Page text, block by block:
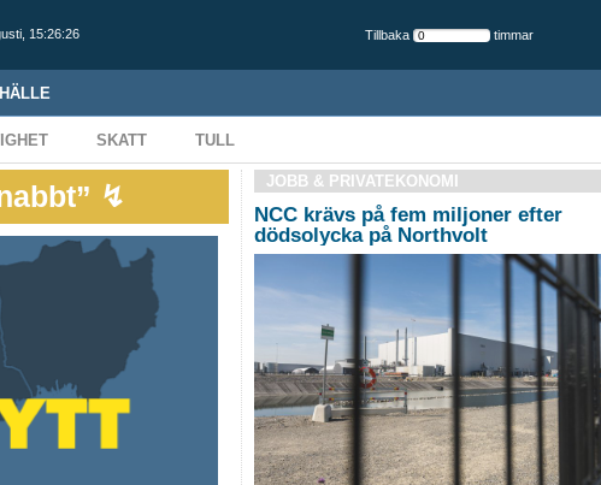
, 15:26:26 Tillbaka timmar
SKATT TULL
↯ JOBB & PRIVATEKONOMI
NCC krävs på fem miljoner efter
dödsolycka på Northvolt